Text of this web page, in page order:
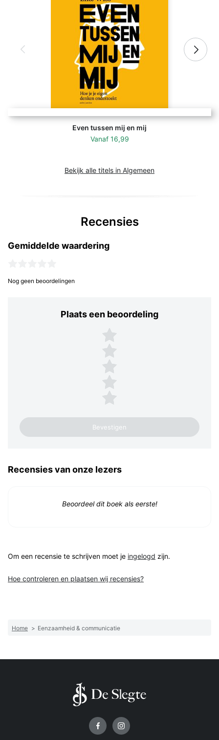
Even tussen mij en mij
Vanaf 16,99
Bekijk alle titels in Algemeen
Recensies
Gemiddelde waardering
Nog geen beoordelingen
Plaats een beoordeling
Plaats een beoordeling
5 sterren
4 sterren
3 sterren
2 sterren
1 ster
Recensies van onze lezers
Beoordeel dit boek als eerste!
Om een recensie te schrijven moet je ingelogd zijn.
Hoe controleren en plaatsen wij recensies?
Home > Eenzaamheid & communicatie